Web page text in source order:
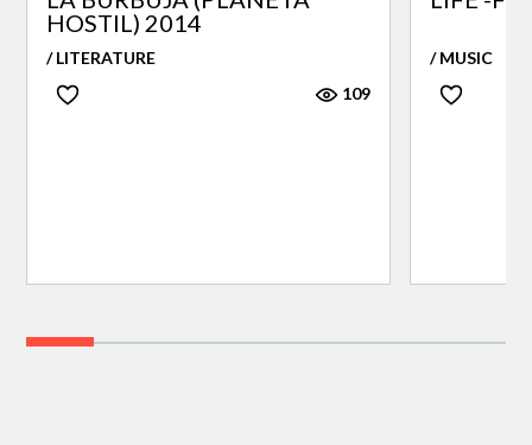
HOSTIL) 2014
/ LITERATURE
109
/ MUSIC